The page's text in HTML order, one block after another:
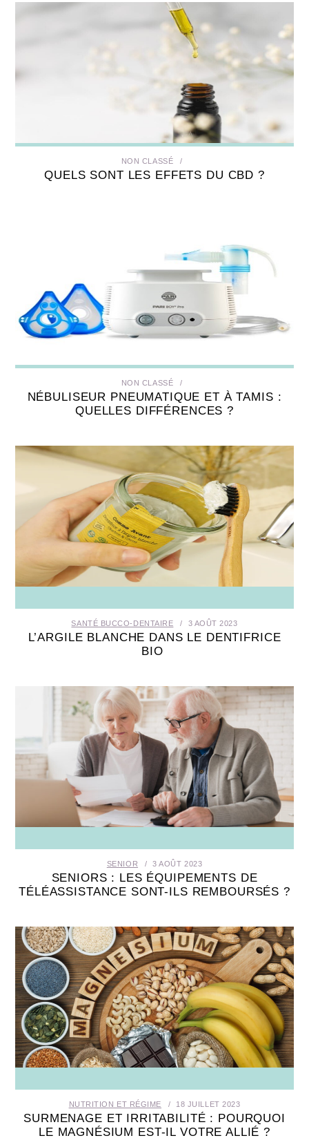
NON CLASSÉ
QUELS SONT LES EFFETS DU CBD ?
NON CLASSÉ
NÉBULISEUR PNEUMATIQUE ET À TAMIS :
QUELLES DIFFÉRENCES ?
SANTÉ BUCCO-DENTAIRE 3 AOÛT 2023
L’ARGILE BLANCHE DANS LE DENTIFRICE
BIO
SENIOR 3 AOÛT 2023
SENIORS : LES ÉQUIPEMENTS DE
TÉLÉASSISTANCE SONT-ILS REMBOURSÉS ?
NUTRITION ET RÉGIME 18 JUILLET 2023
SURMENAGE ET IRRITABILITÉ : POURQUOI
LE MAGNÉSIUM EST-IL VOTRE ALLIÉ ?